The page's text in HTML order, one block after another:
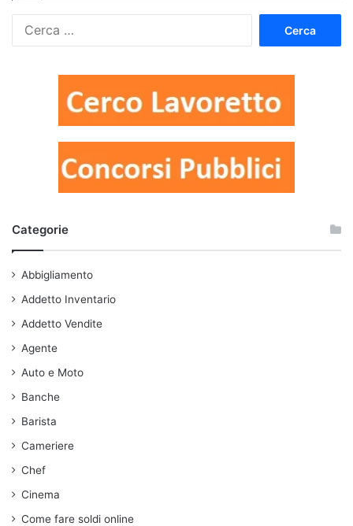
Categorie
Abbigliamento
Addetto Inventario
Addetto Vendite
Agente
Auto e Moto
Banche
Barista
Cameriere
Chef
Cinema
Come fare soldi online